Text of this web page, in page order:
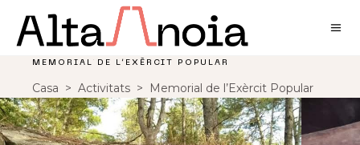
MEMORIAL DE L’EXÈRCIT POPULAR
Casa > Activitats > Memorial de l’Exèrcit Popular